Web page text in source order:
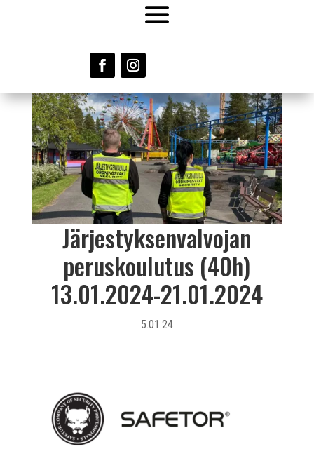
Järjestyksenvalvojan
peruskoulutus (40h)
13.01.2024-21.01.2024
5.01.24